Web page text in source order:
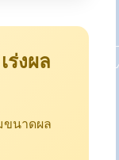
ร่งผล
ขนาดผล